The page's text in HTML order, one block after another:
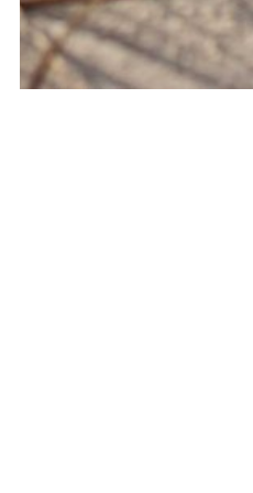
Gurkensandwich